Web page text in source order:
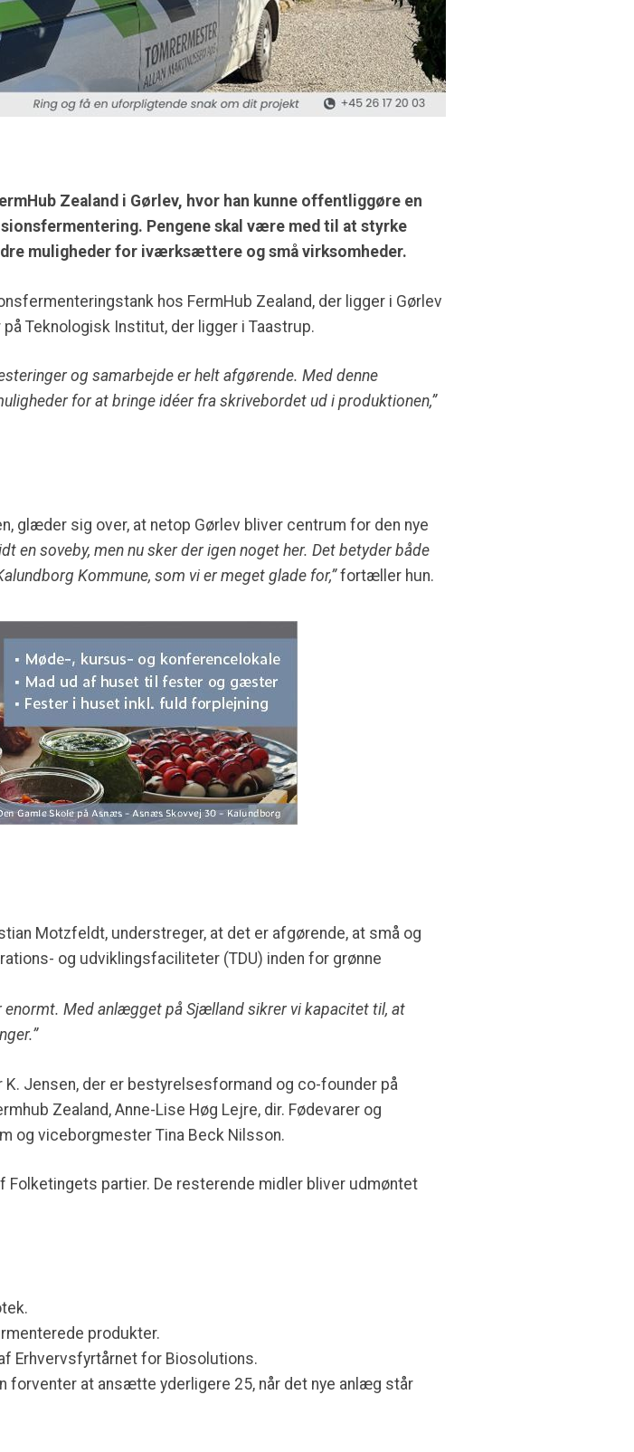
Zealand i Gørlev, hvor han kunne offentliggøre en
Pengene skal være med til at styrke
muligheder for iværksættere og små virksomheder.
hos FermHub Zealand, der ligger i Gørlev
Teknologisk Institut, der ligger i Taastrup.
og samarbejde er helt afgørende. Med denne
for at bringe idéer fra skrivebordet ud i produktionen,”
glæder sig over, at netop Gørlev bliver centrum for den nye
en soveby, men nu sker der igen noget her. Det betyder både
Kommune, som vi er meget glade for,”fortæller hun.
Motzfeldt, understreger, at det er afgørende, at små og
og udviklingsfaciliteter (TDU) inden for grønne
Med anlægget på Sjælland sikrer vi kapacitet til, at
Jensen, der er bestyrelsesformand og co-founder på
Zealand, Anne-Lise Høg Lejre, dir. Fødevarer og
og viceborgmester Tina Beck Nilsson.
Folketingets partier. De resterende midler bliver udmøntet
produkter.
Erhvervsfyrtårnet for Biosolutions.
forventer at ansætte yderligere 25, når det nye anlæg står